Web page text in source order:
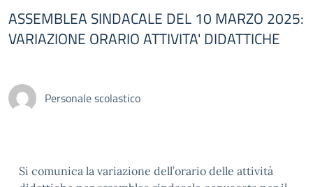
ASSEMBLEA SINDACALE DEL 10 MARZO 2025:
VARIAZIONE ORARIO ATTIVITA' DIDATTICHE
Personale scolastico
Si comunica la variazione dell’orario delle attività